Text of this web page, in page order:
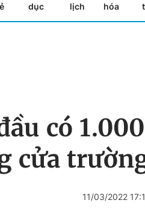
dục
lịch
hóa
có
cửa
11/03/2022